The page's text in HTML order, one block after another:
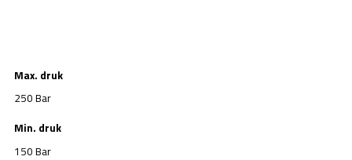
Max. druk
250 Bar
Min. druk
150 Bar